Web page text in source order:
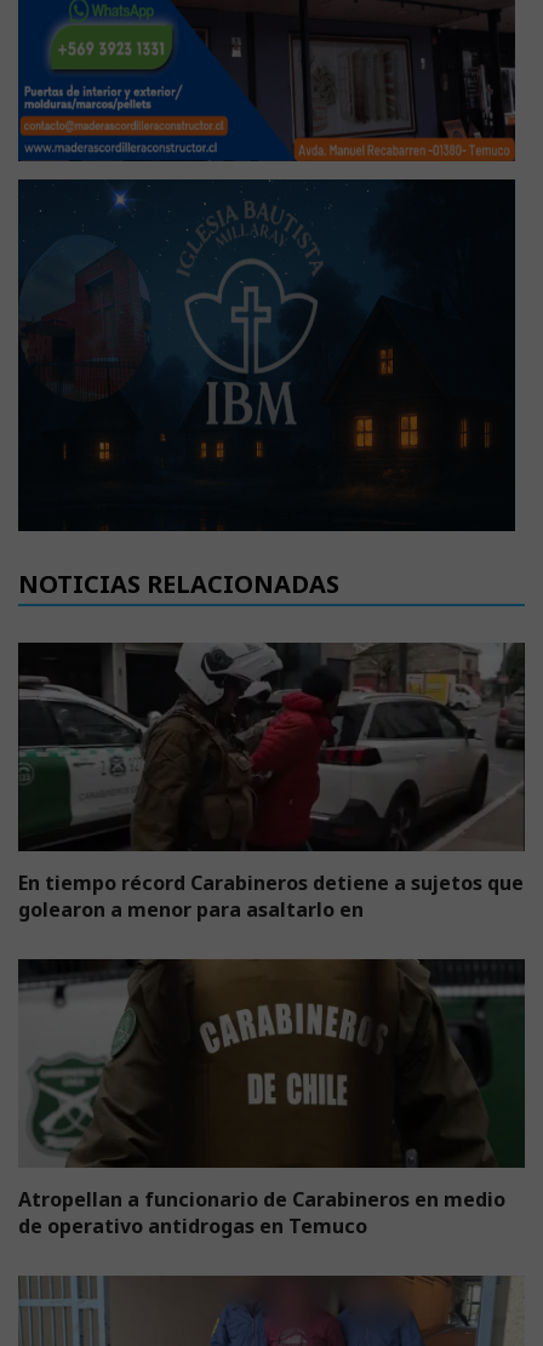
NOTICIAS RELACIONADAS
En tiempo récord Carabineros detiene a sujetos que
golearon a menor para asaltarlo en
Atropellan a funcionario de Carabineros en medio
de operativo antidrogas en Temuco